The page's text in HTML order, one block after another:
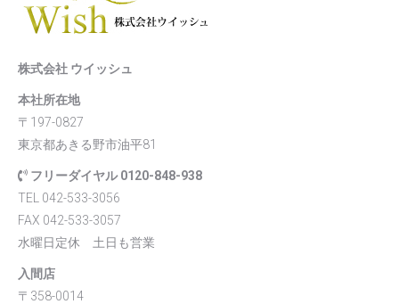
株式会社 ウイッシュ
本社所在地
〒197-0827
東京都あきる野市油平81
フリーダイヤル 0120-848-938
TEL 042-533-3056
FAX 042-533-3057
水曜日定休 土日も営業
入間店
〒358-0014